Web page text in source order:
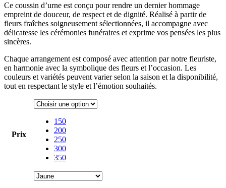
prix :
$150.00
à
$350.00
Ce coussin d’urne est conçu pour rendre un dernier hommage
empreint de douceur, de respect et de dignité. Réalisé à partir de
fleurs fraîches soigneusement sélectionnées, il accompagne avec
délicatesse les cérémonies funéraires et exprime vos pensées les plus
sincères.
Chaque arrangement est composé avec attention par notre fleuriste,
en harmonie avec la symbolique des fleurs et l’occasion. Les
couleurs et variétés peuvent varier selon la saison et la disponibilité,
tout en respectant le style et l’émotion souhaités.
Prix
150
200
250
300
350